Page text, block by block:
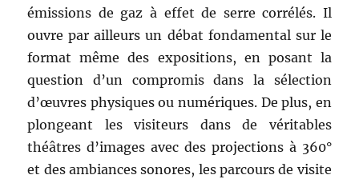
émissions de gaz à effet de serre corrélés. Il
ouvre par ailleurs un débat fondamental sur le
format même des expositions, en posant la
question d’un compromis dans la sélection
d’œuvres physiques ou numériques. De plus, en
plongeant les visiteurs dans de véritables
théâtres d’images avec des projections à 360°
et des ambiances sonores, les parcours de visite